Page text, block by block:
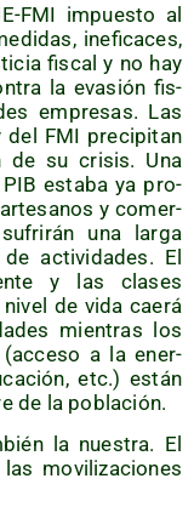
FMI impues­to al
inefi­ca­ces,
fis­cal y no hay
la eva­sión fis­
empre­sas. Las
del FMI pre­ci­pi­tan
de su cri­sis. Una
esta­ba ya pro­
y comer­
una lar­ga
acti­vi­da­des. El
y las cla­ses
de vida cae­rá
mien­tras los
(acce­so a la ener­
etc.) están
de la población.
la nues­tra. El
las movi­li­za­cio­nes